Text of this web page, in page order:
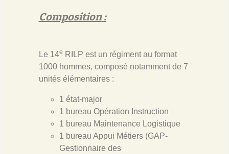
Composition:
Le 14e RILP est un régiment au format
1000 hommes, composé notamment de 7
unités élémentaires :
1 état-major
1 bureau Opération Instruction
1 bureau Maintenance Logistique
1 bureau Appui Métiers (GAP-
Gestionnaire des